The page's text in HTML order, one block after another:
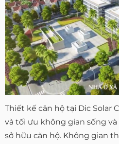
Thiết kế căn hộ tại Dic Solar
và tối ưu không gian sống
sở hữu căn hộ. Không gian